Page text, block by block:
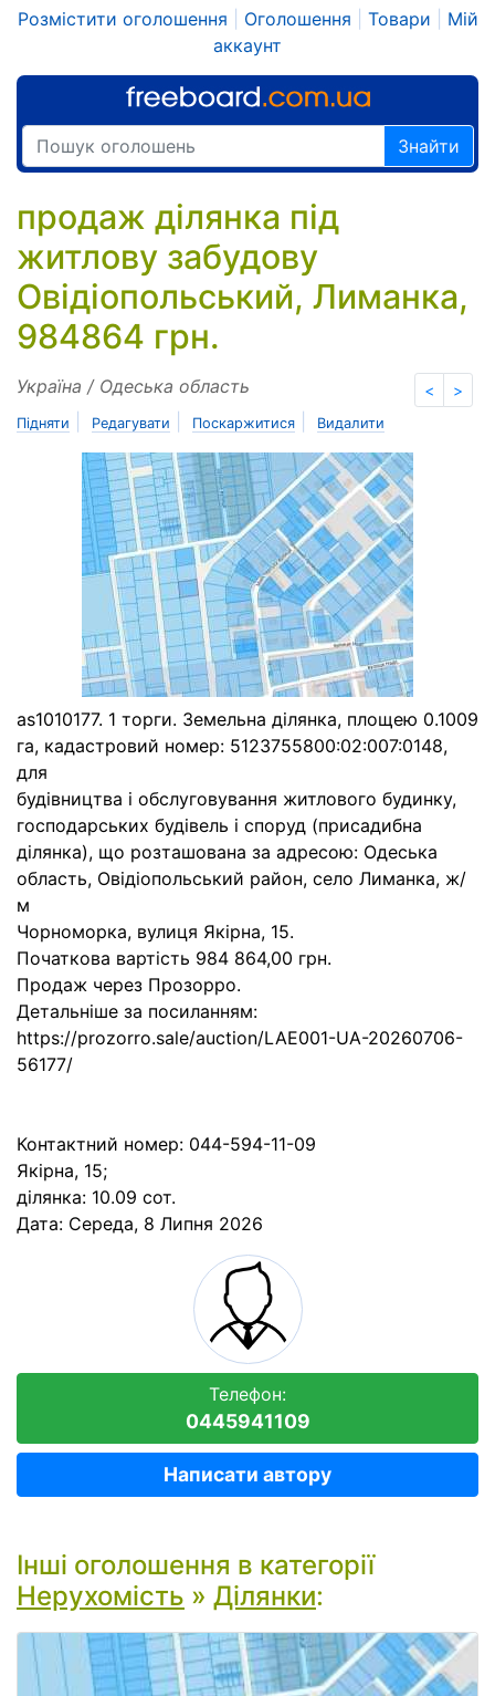
Розмістити оголошення Оголошення Товари
Мій
аккаунт
Знайти
продаж ділянка під
житлову забудову
Овідіопольський, Лиманка,
984864 грн.
< >
Україна / Одеська область
Підняти Редагувати Поскаржитися Видалити
as1010177. 1 торги. Земельна ділянка, площею 0.1009
га, кадастровий номер: 5123755800:02:007:0148,
для
будівництва і обслуговування житлового будинку,
господарських будівель і споруд (присадибна
ділянка), що розташована за адресою: Одеська
область, Овідіопольський район, село Лиманка, ж/
м
Чорноморка, вулиця Якірна, 15.
Початкова вартість 984 864,00 грн.
Продаж через Прозорро.
Детальніше за посиланням:
https://prozorro.sale/auction/LAE001-UA-20260706-
56177/
Контактний номер: 044-594-11-09
Якірна, 15;
ділянка: 10.09 сот.
Дата: Середа, 8 Липня 2026
Телефон:
0445941109
Написати автору
Інші оголошення в категорії
Нерухомість » Ділянки: